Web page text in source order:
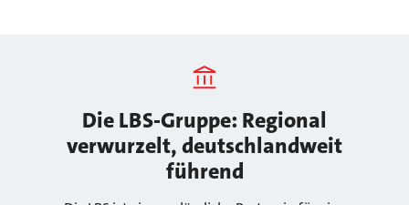
Die LBS-Gruppe: Regional
verwurzelt, deutschlandweit
führend